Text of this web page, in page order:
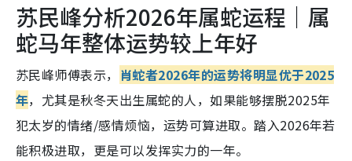
苏民峰分析2026年属蛇运程｜属
蛇马年整体运势较上年好
苏民峰师傅表示， 肖蛇者2026年的运势将明显优于2025
年，尤其是秋冬天出生属蛇的人，如果能够摆脱2025年
犯太岁的情绪/感情烦恼，运势可算进取。踏入2026年若
能积极进取，更是可以发挥实力的一年。